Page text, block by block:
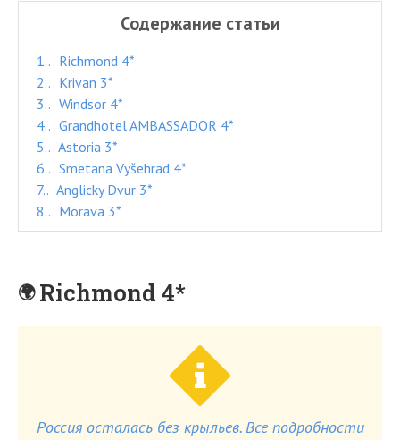
Содержание статьи
1.
Richmond 4*
2.
Krivan 3*
3.
Windsor 4*
4.
Grandhotel AMBASSADOR 4*
5.
Astoria 3*
6.
Smetana Vyšehrad 4*
7.
Anglicky Dvur 3*
8.
Morava 3*
Richmond 4*
Россия осталась без крыльев. Все подробности